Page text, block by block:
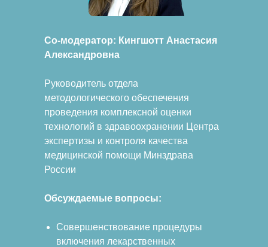
Со-модератор: Кингшотт Анастасия
Александровна
Руководитель отдела
методологического обеспечения
проведения комплексной оценки
технологий в здравоохранении Центра
экспертизы и контроля качества
медицинской помощи Минздрава
России
Обсуждаемые вопросы:
Совершенствование процедуры
включения лекарственных